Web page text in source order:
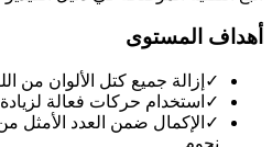
أهداف المستوى
✓ إزالة جميع كتل الألوان من
✓ استخدام حركات فعالة
✓
نجوم